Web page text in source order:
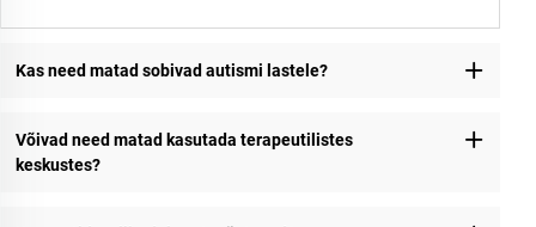
Kas need matad sobivad autismi lastele?
Võivad need matad kasutada terapeutilistes
keskustes?